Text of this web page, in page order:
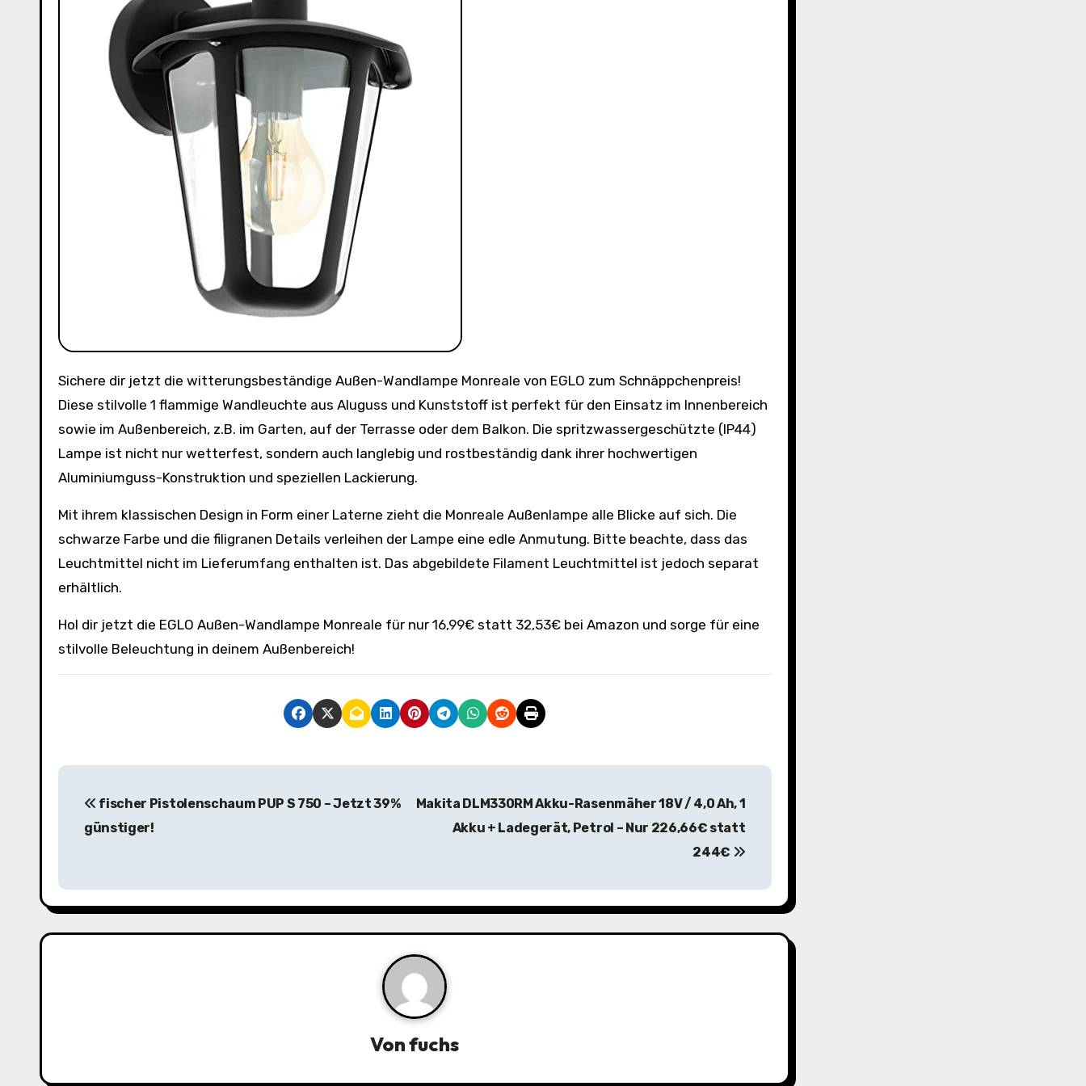
Sichere dir jetzt die witterungsbeständige Außen-Wandlampe Monreale von EGLO zum Schnäppchenpreis!
Diese stilvolle 1 flammige Wandleuchte aus Aluguss und Kunststoff ist perfekt für den Einsatz im Innenbereich
sowie im Außenbereich, z.B. im Garten, auf der Terrasse oder dem Balkon. Die spritzwassergeschützte (IP44)
Lampe ist nicht nur wetterfest, sondern auch langlebig und rostbeständig dank ihrer hochwertigen
Aluminiumguss-Konstruktion und speziellen Lackierung.
Mit ihrem klassischen Design in Form einer Laterne zieht die Monreale Außenlampe alle Blicke auf sich. Die
schwarze Farbe und die filigranen Details verleihen der Lampe eine edle Anmutung. Bitte beachte, dass das
Leuchtmittel nicht im Lieferumfang enthalten ist. Das abgebildete Filament Leuchtmittel ist jedoch separat
erhältlich.
Hol dir jetzt die EGLO Außen-Wandlampe Monreale für nur 16,99€ statt 32,53€ bei Amazon und sorge für eine
stilvolle Beleuchtung in deinem Außenbereich!
B
t
r
a
fischer Pistolenschaum PUP S 750 – Jetzt 39%
günstiger!
Makita DLM330RM Akku-Rasenmäher 18V / 4,0 Ah, 1
Akku + Ladegerät, Petrol – Nur 226,66€ statt
244€
Vonfuchs